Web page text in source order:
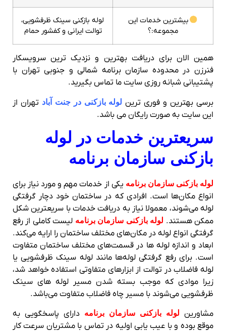
بیشترین خدمات این
مجموعه:؟
لوله بازکنی سینک ظرفشویی،
توالت ایرانی و کفشور حمام
همین الان برای دریافت بهترین و نزدیک ترین سرویسکار
فنرزن در محدوده سازمان برنامه شمالی و جنوبی تهران با
پشتیبانی شبانه روزی سایت ما تماس بگیرید.
برسی بهترین و فوری ترینلوله بازکنی در جنت آبادتهران از
این سایت به صورت رایگان می باشد.
سریعترین خدمات درلوله
بازکنی سازمان برنامه
لوله بازکنی سازمان برنامهیکی از خدمات مهم و مورد نیاز برای
انواع مکان‌ها است. افرادی که در ساختمان خود دچار گرفتگی
لوله می‌شوند، معمولا نیاز به دریافت خدمات با سریعترین شکل
ممکن هستند.لوله بازکنی سازمان برنامهلیست کاملی از رفع
گرفتگی انواع لوله‌ در مکان‌های مختلف ساختمان را ارایه می‌کند.
ابعاد و اندازه لوله ها در قسمت‌های مختلف ساختمان متفاوت
است. برای رفع گرفتگی لوله‌ها مانند لوله سینک ظرفشویی یا
لوله فاضلاب‌ در توالت از ابزارهای متفاوتی استفاده خواهد شد،
زیرا موادی که موجب بسته شدن مسیر لوله های سینک
ظرفشویی می‌شوند با مسیر چاه فاضلاب متفاوت می‌باشد.
مشاورینلوله بازکنی سازمان برنامهدارای پاسخگویی به
موقع بوده و با عیب یابی اولیه در تماس با مشتریان سرعت کار